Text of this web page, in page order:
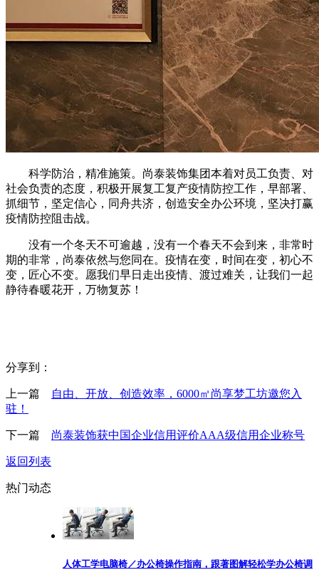
科学防治，精准施策。尚泰装饰集团本着对员工负责、对
社会负责的态度，积极开展复工复产疫情防控工作，早部署、
抓细节，坚定信心，同舟共济，创造安全办公环境，坚决打赢
疫情防控阻击战。
没有一个冬天不可逾越，没有一个春天不会到来，非常时
期的非常，尚泰依然与您同在。疫情在变，时间在变，初心不
变，匠心不变。愿我们早日走出疫情、渡过难关，让我们一起
静待春暖花开，万物复苏！
分享到：
上一篇
自由、开放、创造效率，6000㎡尚享梦工坊邀您入
驻！
下一篇 尚泰装饰获中国企业信用评价AAA级信用企业称号
返回列表
热门动态
人体工学电脑椅／办公椅操作指南，跟著图解轻松学办公椅调